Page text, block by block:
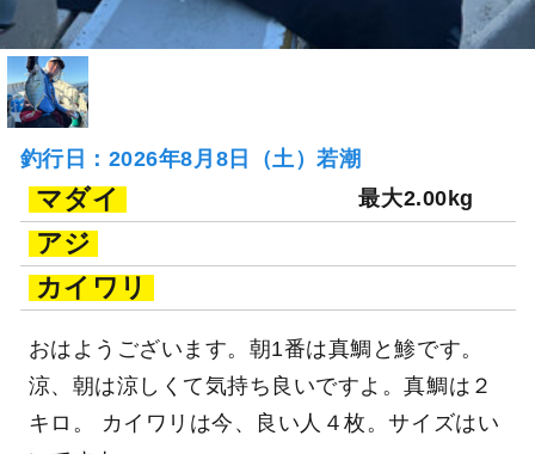
釣行日：2026年8月8日（土）若潮
マダイ 最大2.00kg
アジ
カイワリ
おはようございます。朝1番は真鯛と鯵です。
涼、朝は涼しくて気持ち良いですよ。真鯛は２
キロ。 カイワリは今、良い人４枚。サイズはい